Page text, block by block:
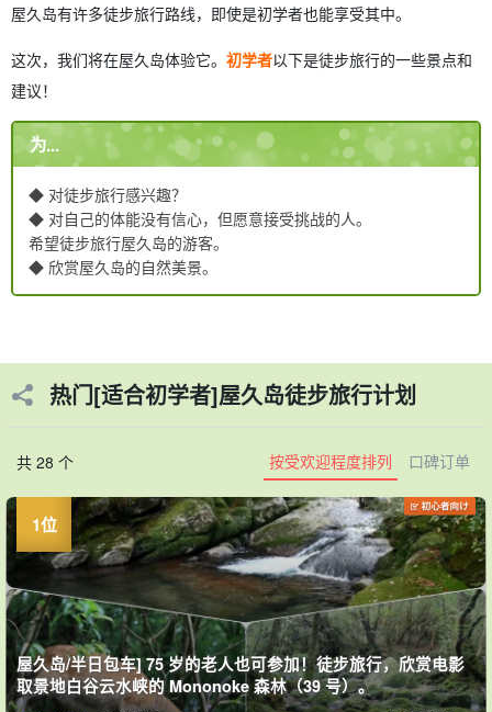
屋久岛有许多徒步旅行路线，即使是初学者也能享受其中。
这次，我们将在屋久岛体验它。 初学者以下是徒步旅行的一些景点和
建议！
为...
◆ 对徒步旅行感兴趣？
◆ 对自己的体能没有信心，但愿意接受挑战的人。
希望徒步旅行屋久岛的游客。
◆ 欣赏屋久岛的自然美景。
热门[适合初学者]屋久岛徒步旅行计划
共 28 个 按受欢迎程度排列 口碑订单
屋久岛/半日包车] 75 岁的老人也可参加！徒步旅行，欣赏电影
取景地白谷云水峡的 Mononoke 森林（39 号）。